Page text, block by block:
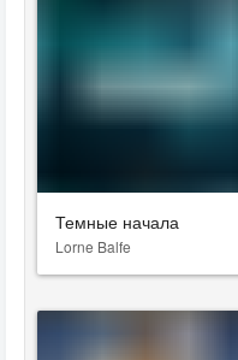
Темные начала
Lorne Balfe